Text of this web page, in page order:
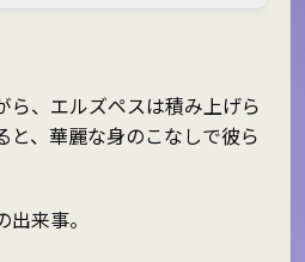
ら、エルズペスは積み上げら
と、華麗な身のこなしで彼ら
来事。